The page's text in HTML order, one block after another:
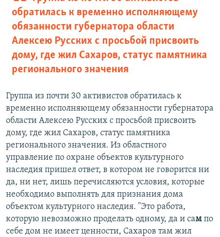
обратилась к временно исполняющему
обязанности губернатора области
Алексею Русских с просьбой присвоить
дому, где жил Сахаров, статус памятника
регионального значения
Группа из почти 30 активистов обратилась к
временно исполняющему обязанности губернатора
области Алексею Русских с просьбой присвоить
дому, где жил Сахаров, статус памятника
регионального значения. Из областного
управление по охране объектов культурного
наследия пришел ответ, в котором не говорится ни
да, ни нет, лишь перечисляются условия, которые
необходимо выполнять для признания дома
объектом культурного наследия. "Это работа,
которую невозможно проделать одному, да и сам по
себе дом не имеет ценности, Сахаров там жил